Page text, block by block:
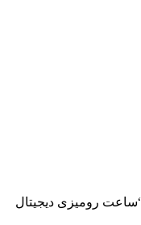
رومیزی دیجیتال